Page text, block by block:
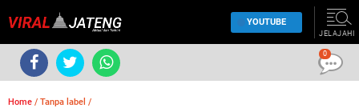
YOUTUBE
JELAJAHI
Home / Tanpa label /
0